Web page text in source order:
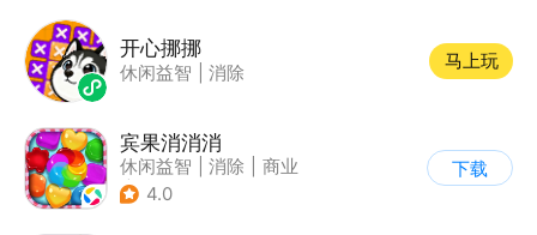
开心挪挪
休闲益智 消除
马上玩
宾果消消消
休闲益智 消除
商业
| 宾果消消消
4.0
下载